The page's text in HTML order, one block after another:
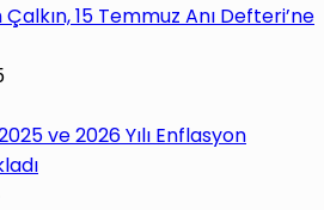
15 Temmuz Anı Defteri’ne
ve 2026 Yılı Enflasyon